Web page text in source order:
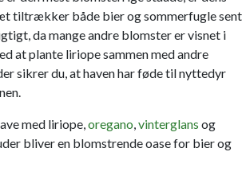
tiltrækker både bier og sommerfugle sent
da mange andre blomster er visnet i
at plante liriope sammen med andre
sikrer du, at haven har føde til nyttedyr
med liriope,oregano,vinterglans og
bliver en blomstrende oase for bier og